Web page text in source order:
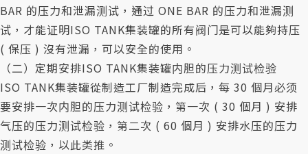
BAR 的压力和泄漏测试，通过 ONE BAR 的压力和泄漏测
试，才能证明ISO TANK集装罐的所有阀门是可以能夠持压
( 保压 ) 沒有泄漏，可以安全的使用。
（二）定期安排ISO TANK集装罐内胆的压力测试检验
ISO TANK集装罐從制造工厂制造完成后，每 30 個月必须
要安排一次内胆的压力测试检验，第一次 ( 30 個月 ) 安排
气压的压力测试检验，第二次 ( 60 個月 ) 安排水压的压力
测试检验，以此类推。